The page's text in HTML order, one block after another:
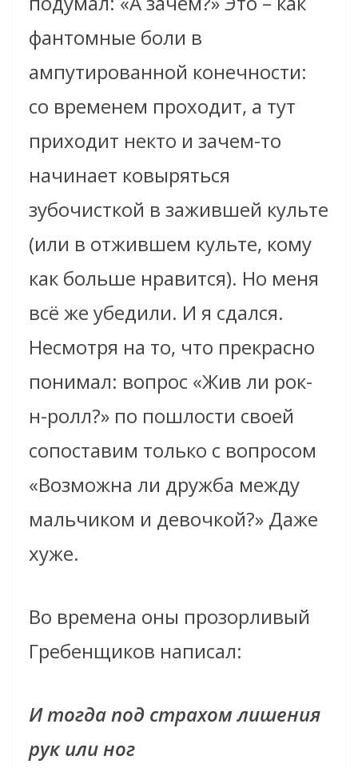
фантомные боли в
ампутированной конечности:
со временем проходит, а тут
приходит некто и зачем-то
начинает ковыряться
зубочисткой в зажившей культе
(или в отжившем культе, кому
как больше нравится). Но меня
всё же убедили. И я сдался.
Несмотря на то, что прекрасно
понимал: вопрос «Жив ли рок-
н-ролл?» по пошлости своей
сопоставим только с вопросом
«Возможна ли дружба между
мальчиком и девочкой?» Даже
хуже.
Во времена оны прозорливый
Гребенщиков написал:
И тогда под страхом лишения
рук или ног